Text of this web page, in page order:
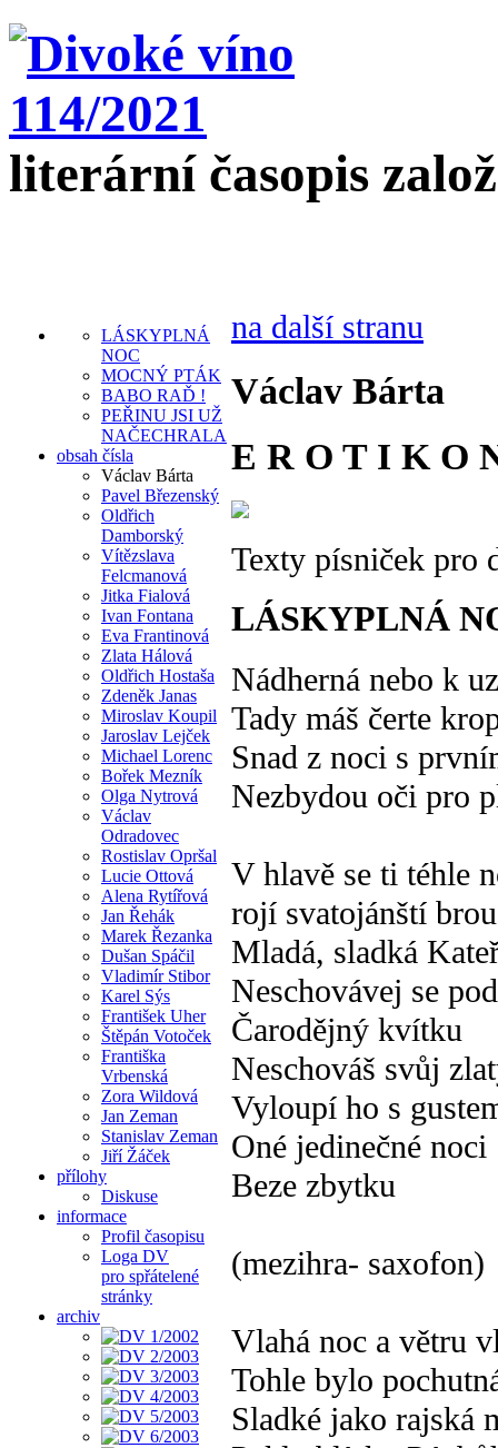
literární časopis
LÁSKYPLNÁ
NOC
MOCNÝ PTÁK
BABO RAĎ !
PEŘINU JSI UŽ
NAČECHRALA
obsah čísla
Václav Bárta
Pavel Březenský
Oldřich
Damborský
Vítězslava
Felcmanová
Jitka Fialová
Ivan Fontana
Eva Frantinová
Zlata Hálová
Oldřich Hostaša
Zdeněk Janas
Miroslav Koupil
Jaroslav Lejček
Michael Lorenc
Bořek Mezník
Olga Nytrová
Václav
Odradovec
Rostislav Opršal
Lucie Ottová
Alena Rytířová
Jan Řehák
Marek Řezanka
Dušan Spáčil
Vladimír Stibor
Karel Sýs
František Uher
Štěpán Votoček
Františka
Vrbenská
Zora Wildová
Jan Zeman
Stanislav Zeman
Jiří Žáček
přílohy
Diskuse
informace
Profil časopisu
Loga DV
pro spřátelené
stránky
archiv
na další stranu
Václav Bárta
E R O T I K O
Texty písniček pro
LÁSKYPLNÁ
Nádherná nebo k
Tady máš čerte
Snad z noci s
Nezbydou oči pro
V hlavě se ti téhle
rojí svatojánští
Mladá, sladká
Neschovávej se
Čarodějný kvítku
Neschováš svůj
Vyloupí ho s
Oné jedinečné noci
Beze zbytku
(mezihra- saxofon)
Vlahá noc a větru
Tohle bylo
Sladké jako rajská